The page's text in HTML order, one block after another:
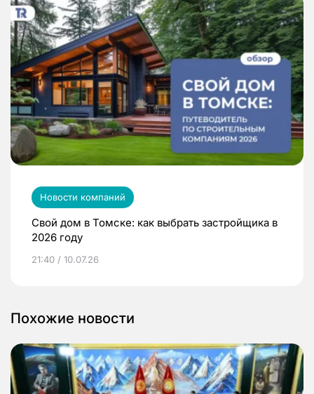
Новости компаний
Свой дом в Томске: как выбрать застройщика в
2026 году
21:40 / 10.07.26
Похожие новости